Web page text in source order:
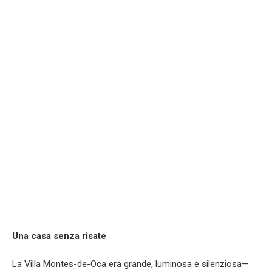
Una casa senza risate
La Villa Montes-de-Oca era grande, luminosa e silenziosa—